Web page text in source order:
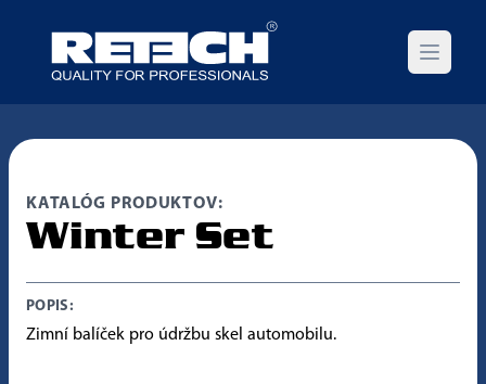
Open
KATALÓG PRODUKTOV:
Winter Set
POPIS:
Zimní balíček pro údržbu skel automobilu.